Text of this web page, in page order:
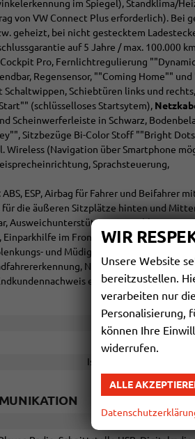
im Spiegel), Standklima/
von VW Connect Plus erforderlich). Bei
geheizt, bei nicht gestecktem
auf 5 Jahre / max. 100.000
Pro, Fernlichtregulierung
Regensensor, ""Coming Home""
Schiebtüren links und
(schlüsselloses Startsytem),
Scheinwerferleiste in Schwarz,
Sitzbezüge Bi-Color Stoff ""Bright
(Navigation über Smartphone
Sprachsteuerung,
ESP, Airbag für Fahrer und Beifahrer
für die äußeren Sitzplätze hinten und
Ausweichunterstützung mit
im Front- und Heckbereich,
und Müdigkeitserkennung,
Notrufsystem eCall,
erforderlich.
in Leder,
Isofix
WIR
Unsere Website
bereitzustellen.
verarbeiten nur
Personalisierung,
können Ihre
widerrufen.
ALLE